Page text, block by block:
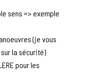
sens => exemple
(je vous
la sécurité)
pour les